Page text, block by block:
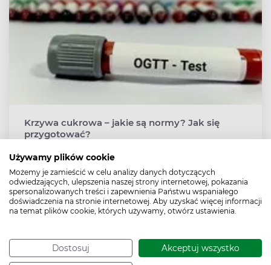
Używamy plików cookie
Możemy je zamieścić w celu analizy danych dotyczących
odwiedzających, ulepszenia naszej strony internetowej, pokazania
spersonalizowanych treści i zapewnienia Państwu wspaniałego
doświadczenia na stronie internetowej. Aby uzyskać więcej informacji
na temat plików cookie, których używamy, otwórz ustawienia.
Dostosuj Akceptuj wszystko
Krzywa cukrowa – jakie są normy? Jak się
przygotować?
Krzywa cukrowa, zwana także doustnym testem
obciążenia glukozą, krzywą glikemiczną, testem OGTT,
to proste badanie laboratoryjne, polegające na
trzykrotnym określeniu poziomu cukru we krwi.
Wykonuje się je między innymi u osób z podejrzeniem
cukrzycy ciążowej lub cukrzycy typu 2, by określić
krzywej cukrowej?